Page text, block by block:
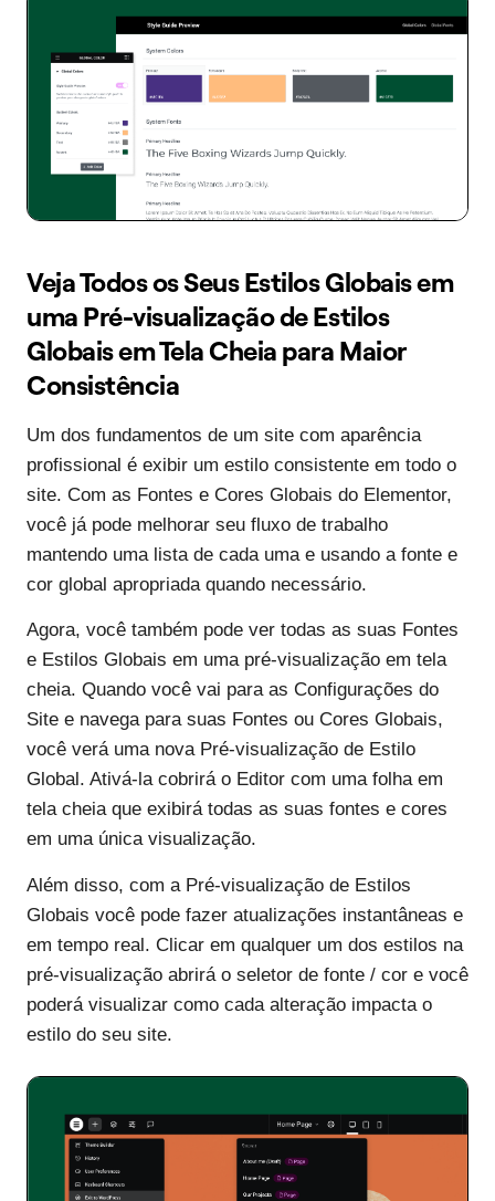
Veja Todos os Seus Estilos Globais em
uma Pré-visualização de Estilos
Globais em Tela Cheia para Maior
Consistência
Um dos fundamentos de um site com aparência
profissional é exibir um estilo consistente em todo o
site. Com as Fontes e Cores Globais do Elementor,
você já pode melhorar seu fluxo de trabalho
mantendo uma lista de cada uma e usando a fonte e
cor global apropriada quando necessário.
Agora, você também pode ver todas as suas Fontes
e Estilos Globais em uma pré-visualização em tela
cheia. Quando você vai para as Configurações do
Site e navega para suas Fontes ou Cores Globais,
você verá uma nova Pré-visualização de Estilo
Global. Ativá-la cobrirá o Editor com uma folha em
tela cheia que exibirá todas as suas fontes e cores
em uma única visualização.
Além disso, com a Pré-visualização de Estilos
Globais você pode fazer atualizações instantâneas e
em tempo real. Clicar em qualquer um dos estilos na
pré-visualização abrirá o seletor de fonte / cor e você
poderá visualizar como cada alteração impacta o
estilo do seu site.